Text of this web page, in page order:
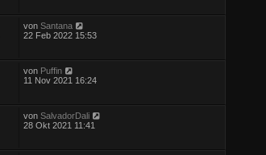
vonSantana
22 Feb 2022 15:53
von Puffin
11 Nov 2021 16:24
vonSalvadorDali
28 Okt 2021 11:41